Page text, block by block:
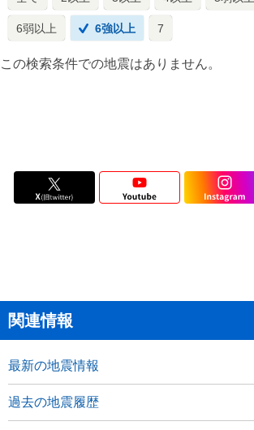
6弱以上 6強以上 7
この検索条件での地震はありません。
関連情報
最新の地震情報
過去の地震履歴